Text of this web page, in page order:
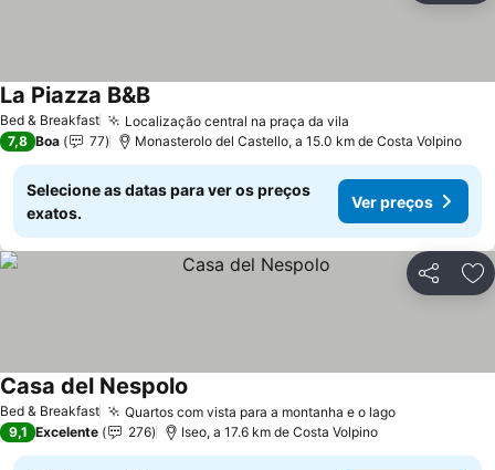
Bed & Breakfast Localização central na praça da vila
La Piazza B&B
7,8 Boa 77 Monasterolo del Castello, a 15.0 km de Costa Volpino
Selecione as datas para ver os preços
exatos.
Ver preços
Partilhar
Bed & Breakfast Quartos com vista para a montanha e o lago
Casa del Nespolo
9,1 Excelente 276 Iseo, a 17.6 km de Costa Volpino